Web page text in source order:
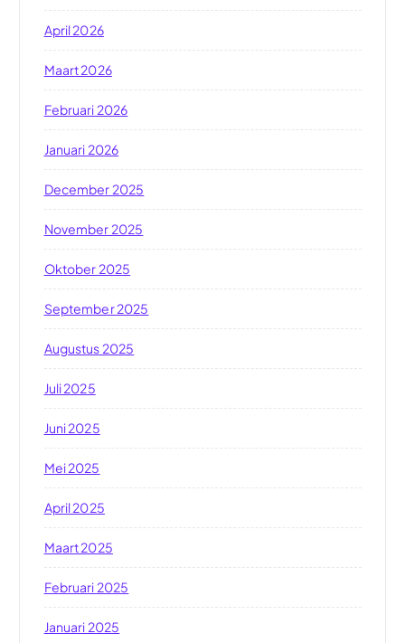
April 2026
Maart 2026
Februari 2026
Januari 2026
December 2025
November 2025
Oktober 2025
September 2025
Augustus 2025
Juli 2025
Juni 2025
Mei 2025
April 2025
Maart 2025
Februari 2025
Januari 2025